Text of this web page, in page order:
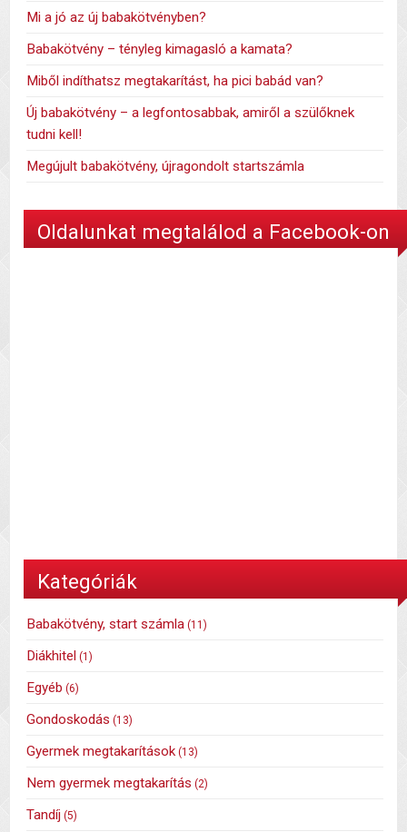
Mi a jó az új babakötvényben?
Babakötvény – tényleg kimagasló a kamata?
Miből indíthatsz megtakarítást, ha pici babád van?
Új babakötvény – a legfontosabbak, amiről a szülőknek
tudni kell!
Megújult babakötvény, újragondolt startszámla
Oldalunkat megtalálod a Facebook-on
Kategóriák
Babakötvény, start számla (11)
Diákhitel (1)
Egyéb (6)
Gondoskodás (13)
Gyermek megtakarítások (13)
Nem gyermek megtakarítás (2)
Tandíj (5)